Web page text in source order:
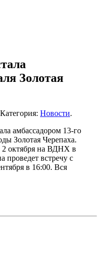
Золотая
Новости.
амбассадором 13-го
Золотая Черепаха.
2 октября на ВДНХ в
встречу с
в 16:00. Вся